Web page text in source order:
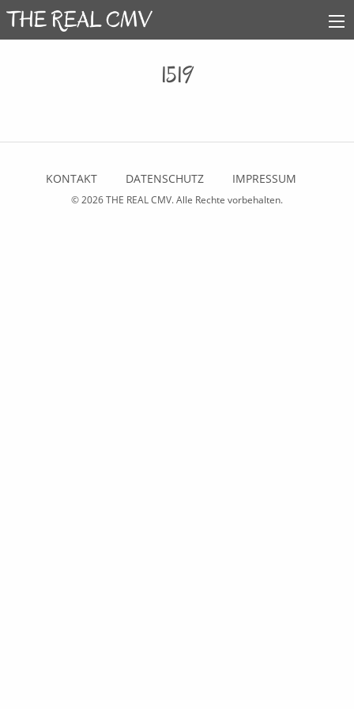
1519
KONTAKT DATENSCHUTZ IMPRESSUM
© 2026THE REAL CMV. Alle Rechte vorbehalten.